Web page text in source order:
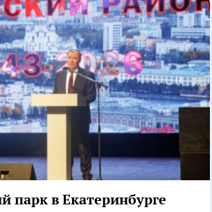
парк в Екатеринбурге